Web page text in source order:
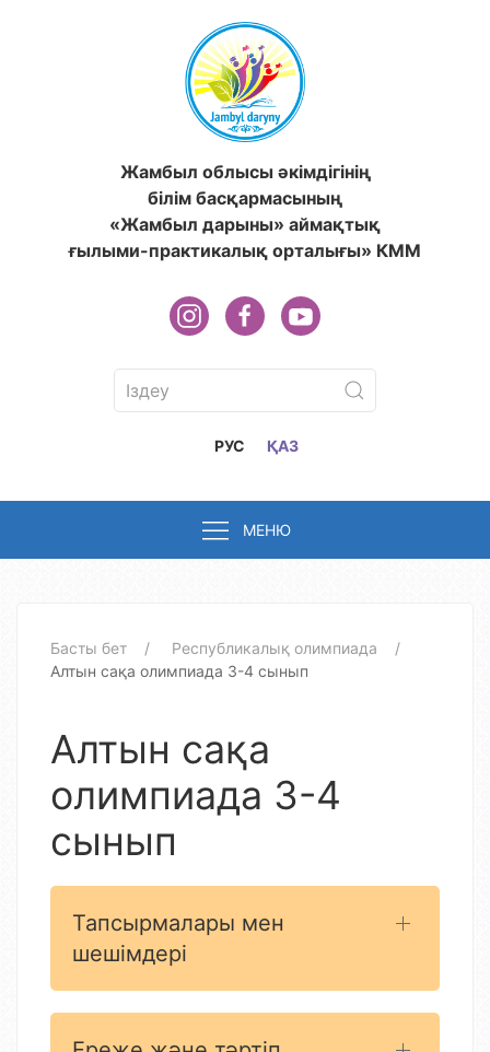
Жамбыл облысы әкімдігінің
білім басқармасының
«Жамбыл дарыны» аймақтық
ғылыми-практикалық орталығы» КММ
РУС ҚАЗ
МЕНЮ
Басты бет
Республикалық олимпиада
Алтын сақа олимпиада 3-4 сынып
Алтын сақа
олимпиада 3-4
сынып
Тапсырмалары мен
шешімдері